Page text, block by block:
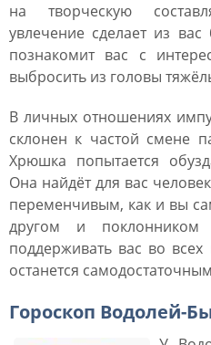
на творческую
увлечение сделает из
познакомит вас с
выбросить из головы
В личных отношениях
склонен к частой смене
Хрюшка попытается
Она найдёт для вас
переменчивым, как и вы
другом и поклонником
поддерживать вас во
останется
Гороскоп Водолей-